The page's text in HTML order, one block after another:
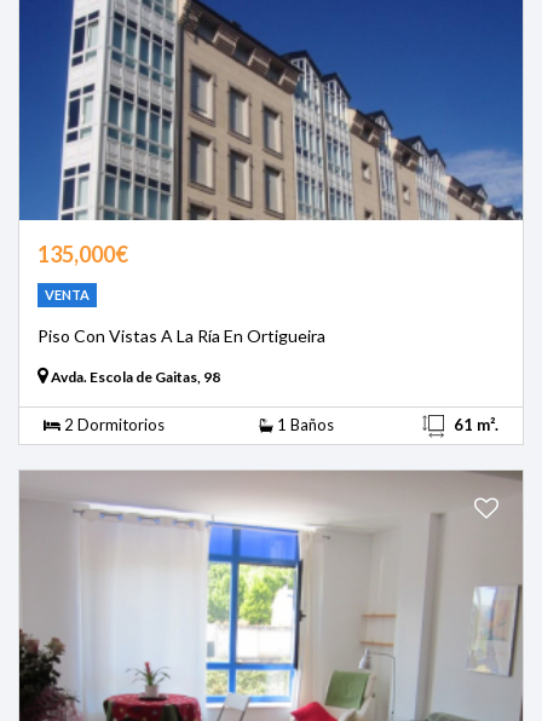
135,000€
VENTA
Piso Con Vistas A La Ría En Ortigueira
Avda. Escola de Gaitas, 98
2 Dormitorios 1 Baños 61 m².